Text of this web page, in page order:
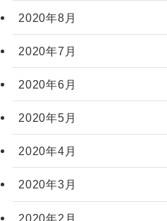
2020年8月
2020年7月
2020年6月
2020年5月
2020年4月
2020年3月
2020年2月